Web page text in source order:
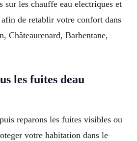
sur les chauffe eau electriques et
afin de retablir votre confort dans
Châteaurenard, Barbentane,
les fuites deau
reparons les fuites visibles ou
votre habitation dans le